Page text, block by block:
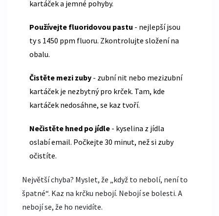
kartáček a jemné pohyby.
Používejte fluoridovou pastu - nejlepší jsou
ty s 1450 ppm fluoru. Zkontrolujte složení na
obalu.
Čistěte mezi zuby - zubní nit nebo mezizubní
kartáček je nezbytný pro krček. Tam, kde
kartáček nedosáhne, se kaz tvoří.
Nečistěte hned po jídle - kyselina z jídla
oslabí email. Počkejte 30 minut, než si zuby
očistíte.
Největší chyba? Myslet, že „když to nebolí, není to
špatné“. Kaz na krčku nebojí. Nebojí se bolesti. A
nebojí se, že ho nevidíte.